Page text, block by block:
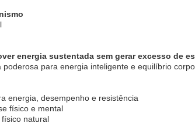
energia sustentada sem gerar excesso de
para energia inteligente e equilíbrio
energia, desempenho e resistência
físico e mental
natural